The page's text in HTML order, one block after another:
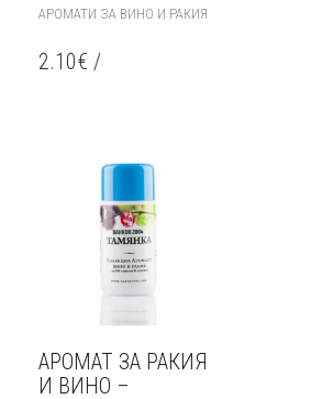
АРОМАТИ ЗА ВИНО И РАКИЯ
2.10€ /
АРОМАТ ЗА РАКИЯ
И ВИНО –